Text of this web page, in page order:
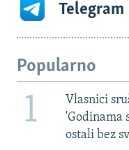
Telegram
Popularno
1
Vlasnici
'Godinama
ostali bez